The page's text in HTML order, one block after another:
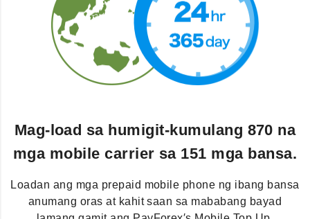
Mag-load sa humigit-kumulang 870 na
mga mobile carrier sa 151 mga bansa.
Loadan ang mga prepaid mobile phone ng ibang bansa
anumang oras at kahit saan sa mababang bayad